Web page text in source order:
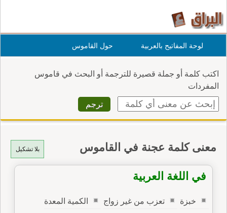
لوحة المفاتيح بالعربية حول القاموس
اكتب كلمة أو جملة قصيرة للترجمة أو البحث في قاموس
المفردات
بلا تشكيل معنى كلمة عجنة في القاموس
في اللغة العربية
خبزة تعزب من غير زواج
الكمية المعدة